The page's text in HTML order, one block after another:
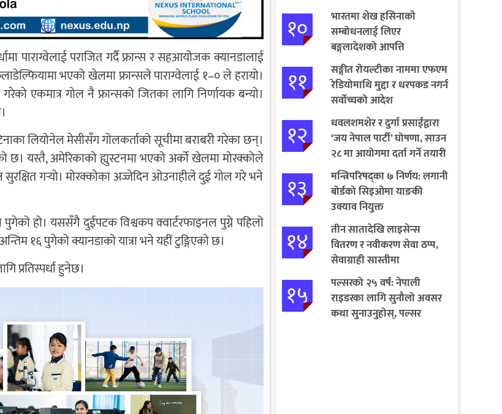
पाराग्वेलाई पराजित गर्दै फ्रान्स र सहआयोजक क्यानडालाई
भएको खेलमा फ्रान्सले पाराग्वेलाई १–० ले हरायो।
एकमात्र गोल नै फ्रान्सको जितका लागि निर्णायक बन्यो।
लियोनेल मेसीसँग गोलकर्ताको सूचीमा बराबरी गरेका छन्।
छ। यस्तै, अमेरिकाको ह्युस्टनमा भएको अर्को खेलमा मोरक्कोले
गर्‍यो। मोरक्कोका अज्जेदिन ओउनाहीले दुई गोल गरे भने
हो। यससँगै दुईपटक विश्वकप क्वार्टरफाइनल पुग्ने पहिलो
१६ पुगेको क्यानडाको यात्रा भने यहीं टुङ्गिएको छ।
प्रतिस्पर्धा हुनेछ।
१०
भारतमा शेख हसिनाको
सम्बोधनलाई लिएर
बङ्गलादेशको आपत्ति
११
सङ्गीत रोयल्टीका नाममा एफएम
रेडियोमाथि मुद्दा र धरपकड नगर्न
सर्वोच्चको आदेश
१२
धवलशमशेर र दुर्गा प्रसाईंद्वारा
‘जय नेपाल पार्टी’ घोषणा, साउन
२८ मा आयोगमा दर्ता गर्ने तयारी
१३
मन्त्रिपरिषद्का ७ निर्णय: लगानी
बोर्डको सिइओमा याङकी
उक्याव नियुक्त
१४
तीन सातादेखि लाइसेन्स
वितरण र नवीकरण सेवा ठप्प,
सेवाग्राही सास्तीमा
१५
पल्सरको २५ वर्ष: नेपाली
राइडरका लागि सुनौलो अवसर
कथा सुनाउनुहोस्, पल्सर